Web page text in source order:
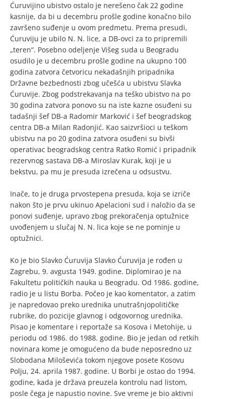
Ćuruvijino ubistvo ostalo je nerešeno čak 22 godine
kasnije, da bi u decembru prošle godine konačno bilo
završeno suđenje u ovom predmetu. Prema presudi,
Ćuruviju je ubilo N. N. lice, a DB-ovci za to pripremili
„teren“. Posebno odeljenje Višeg suda u Beogradu
osudilo je u decembru prošle godine na ukupno 100
godina zatvora četvoricu nekadašnjih pripadnika
Državne bezbednosti zbog učešća u ubistvu Slavka
Ćuruvije. Zbog podstrekavanja na teško ubistvo na po
30 godina zatvora ponovo su na iste kazne osuđeni su
tadašnji šef DB-a Radomir Marković i šef beogradskog
centra DB-a Milan Radonjić. Kao saizvršioci u teškom
ubistvu na po 20 godina zatvora osuđeni su bivši
operativac beogradskog centra Ratko Romić i pripadnik
rezervnog sastava DB-a Miroslav Kurak, koji je u
bekstvu, pa mu je presuda izrečena u odsustvu.
Inače, to je druga prvostepena presuda, koja se izriče
nakon što je prvu ukinuo Apelacioni sud i naložio da se
ponovi suđenje, upravo zbog prekoračenja optužnice
uvođenjem u slučaj N. N. lica koje se ne pominje u
optužnici.
Ko je bio Slavko Ćuruvija Slavko Ćuruvija je rođen u
Zagrebu, 9. avgusta 1949. godine. Diplomirao je na
Fakultetu političkih nauka u Beogradu. Od 1986. godine,
radio je u listu Borba. Počeo je kao komentator, a zatim
je napredovao preko urednika unutrašnjopolitičke
rubrike, do pozicije glavnog i odgovornog urednika.
Pisao je komentare i reportaže sa Kosova i Metohije, u
periodu od 1986. do 1988. godine. Bio je jedan od retkih
novinara kome je omogućeno da bude neposredno uz
Slobodana Miloševića tokom njegove posete Kosovu
Polju, 24. aprila 1987. godine. U Borbi je ostao do 1994.
godine, kada je država preuzela kontrolu nad listom,
posle čega je napustio novine. Sve vreme je bio aktivni